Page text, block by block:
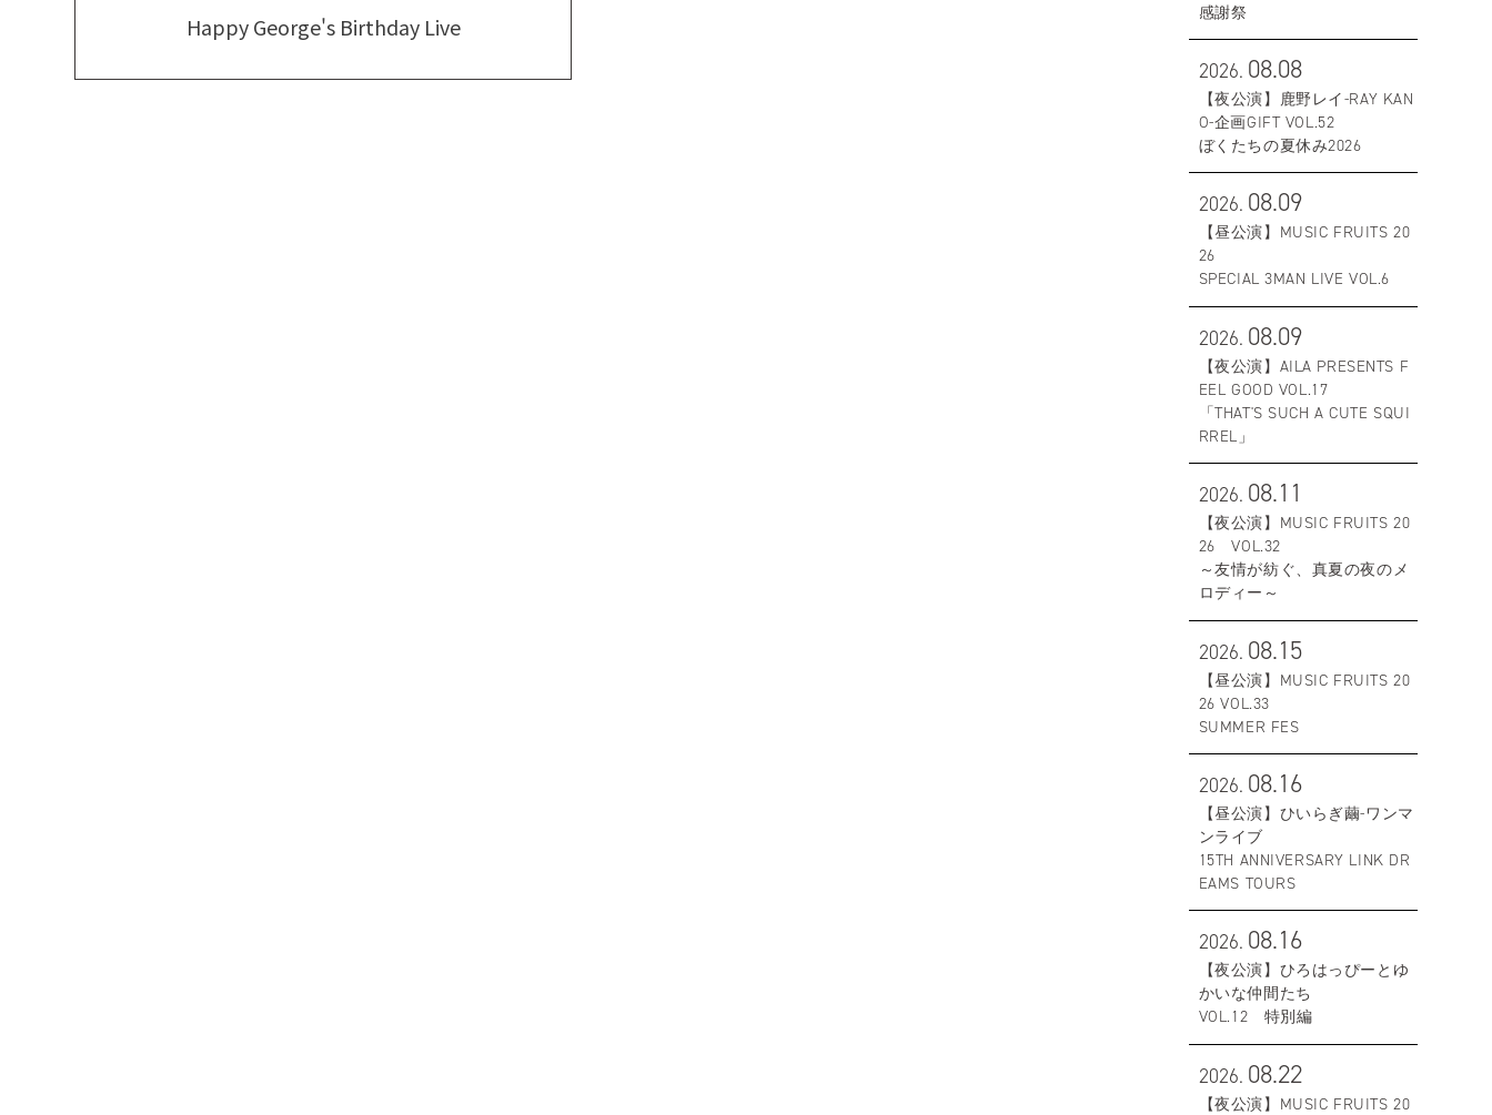
Happy George's Birthday Live
感謝祭
2026. 08.08
【夜公演】鹿野レイ-RAY KAN
O-企画GIFT VOL.52
ぼくたちの夏休み2026
2026. 08.09
【昼公演】MUSIC FRUITS 20
26
SPECIAL 3MAN LIVE VOL.6
2026. 08.09
【夜公演】AILA PRESENTS F
EEL GOOD VOL.17
「THAT'S SUCH A CUTE SQUI
RREL」
2026. 08.11
【夜公演】MUSIC FRUITS 20
26 VOL.32
～友情が紡ぐ、真夏の夜のメ
ロディー～
2026. 08.15
【昼公演】MUSIC FRUITS 20
26 VOL.33
SUMMER FES
2026. 08.16
【昼公演】ひいらぎ繭-ワンマ
ンライブ
15TH ANNIVERSARY LINK DR
EAMS TOURS
2026. 08.16
【夜公演】ひろはっぴーとゆ
かいな仲間たち
VOL.12 特別編
2026. 08.22
【夜公演】MUSIC FRUITS 20